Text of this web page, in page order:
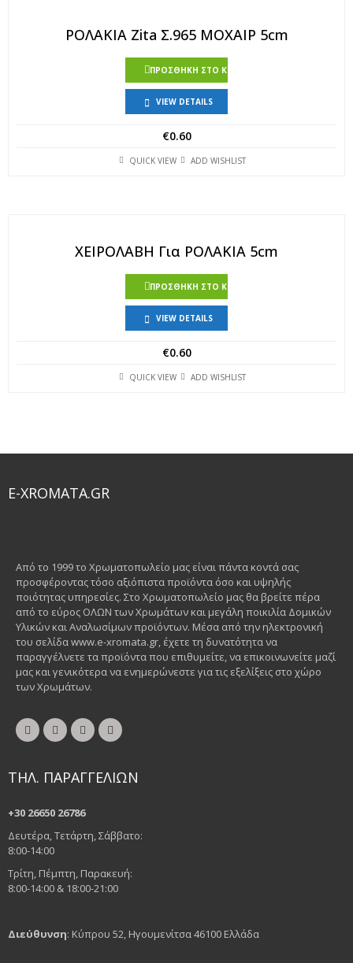
ΡΟΛΑΚΙΑ Zita Σ.965 ΜΟΧΑΙΡ 5cm
ΠΡΟΣΘΉΚΗ ΣΤΟ ΚΑΛΆΘΙ
VIEW DETAILS
€0.60
QUICK VIEW ADD WISHLIST
ΧΕΙΡΟΛΑΒΗ Για ΡΟΛΑΚΙΑ 5cm
ΠΡΟΣΘΉΚΗ ΣΤΟ ΚΑΛΆΘΙ
VIEW DETAILS
€0.60
QUICK VIEW ADD WISHLIST
E-XROMATA.GR
Από το 1999 το Χρωματοπωλείο μας είναι πάντα κοντά σας
προσφέροντας τόσο αξιόπιστα προϊόντα όσο και υψηλής
ποιότητας υπηρεσίες. Στο Χρωματοπωλείο μας θα βρείτε πέρα
από το εύρος ΟΛΩΝ των Χρωμάτων και μεγάλη ποικιλία Δομικών
Υλικών και Αναλωσίμων προϊόντων. Μέσα από την ηλεκτρονική
του σελίδα www.e-xromata.gr, έχετε τη δυνατότητα να
παραγγέλνετε τα προϊόντα που επιθυμείτε, να επικοινωνείτε μαζί
μας και γενικότερα να ενημερώνεστε για τις εξελίξεις στο χώρο
των Χρωμάτων.
ΤΗΛ. ΠΑΡΑΓΓΕΛΙΩΝ
+30 26650 26786
Δευτέρα, Τετάρτη, Σάββατο:
8:00-14:00
Τρίτη, Πέμπτη, Παρακευή:
8:00-14:00 & 18:00-21:00
Διεύθυνση: Κύπρου 52, Ηγουμενίτσα 46100 Ελλάδα